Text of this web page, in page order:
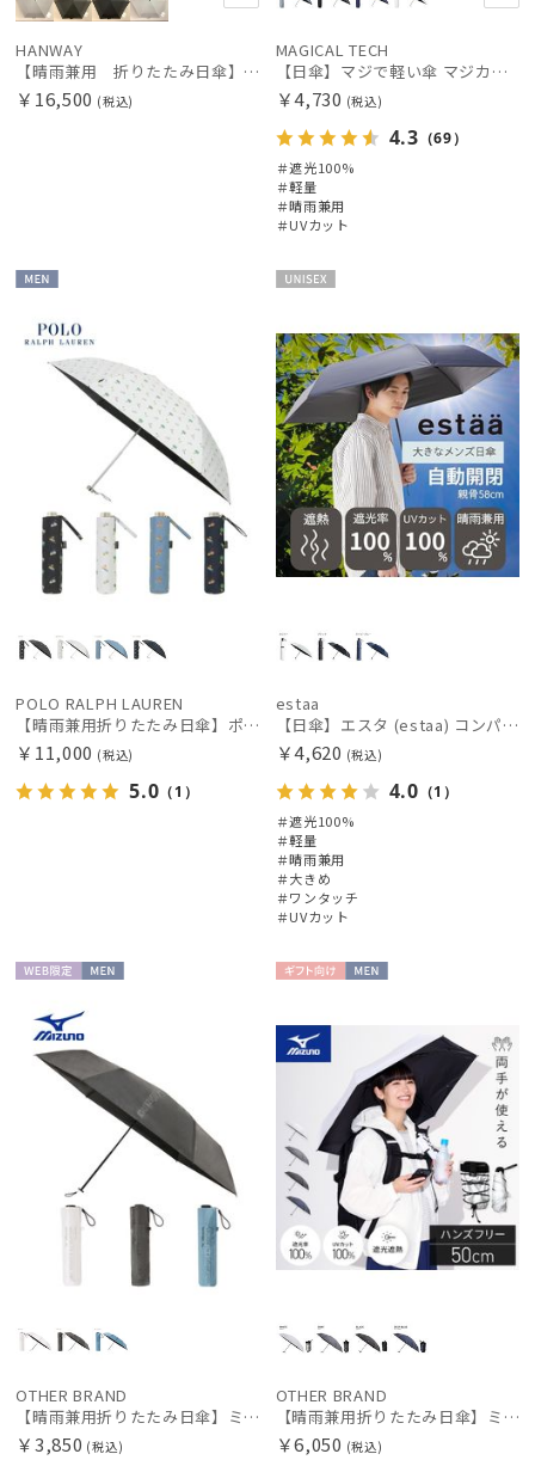
HANWAY
【晴雨兼用 折りたたみ日傘】ハンウェイ（ＨＡＮＷＡＹ）Shade 4（シェード４）
￥16,500 (税込)
MAGICAL TECH
【日傘】マジで軽い傘 マジカルテックプロテクション(MAGICAL TECH PROTECTION)55cm 晴雨兼用傘折りたたみ日傘 一級遮光100% UV 軽量 スリム レディース メンズ
￥4,730 (税込)
4.3 （69）
＃遮光100%
＃軽量
＃晴雨兼用
＃UVカット
POLO RALPH LAUREN
【晴雨兼用折りたたみ日傘】ポロ ラルフ ローレン (POLO RALPH LAUREN) ラルフローレンリゾート 雨の日OK 軽量 一級遮光99.99% 遮熱 UV 晴雨兼用
￥11,000 (税込)
5.0 （1）
estaa
【日傘】エスタ (estaa) コンパクトワイド58 自動開閉傘 折りたたみ傘 軽量 晴雨兼用 遮光100％ UV100%
￥4,620 (税込)
4.0 （1）
＃遮光100%
＃軽量
＃晴雨兼用
＃大きめ
＃ワンタッチ
＃UVカット
OTHER BRAND
【晴雨兼用折りたたみ日傘】ミズノ（MIZUNO）ワンポイントロゴ 一級遮光99.99% 遮熱 UV99％以上 晴雨兼用 軽量
￥3,850 (税込)
OTHER BRAND
【晴雨兼用折りたたみ日傘】ミズノ（MIZUNO）ハンズフリー 遮光100% 遮熱 UV100％ 軽量
￥6,050 (税込)